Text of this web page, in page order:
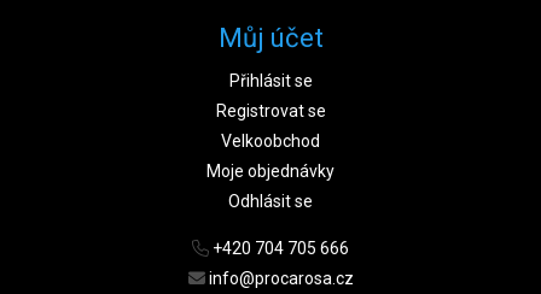
Můj účet
Přihlásit se
Registrovat se
Velkoobchod
Moje objednávky
Odhlásit se
+420 704 705 666
info@procarosa.cz